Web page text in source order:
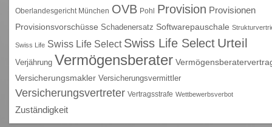
Oberlandesgericht München OVB Pohl Provision Provisionen
Provisionsvorschüsse Schadenersatz Softwarepauschale
Swiss Life Swiss Life Select Swiss Life Select Urteil
Verjährung Vermögensberater
Versicherungsmakler Versicherungsvermittler
Versicherungsvertreter Vertragsstrafe Wettbewerbsverbot
Zuständigkeit